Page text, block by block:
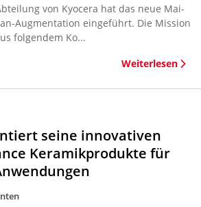
von Kyocera hat das neue Mai-
Augmentation eingeführt. Die Mission
folgendem Ko...
Weiterlesen
seine innovativen
Keramikprodukte für